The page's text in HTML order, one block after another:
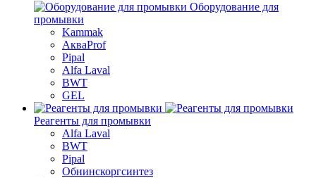
Оборудование для
промывки
Kammak
АкваProf
Pipal
Alfa Laval
BWT
GEL
Реагенты для промывки
Alfa Laval
BWT
Pipal
Обнинскоргсинтез